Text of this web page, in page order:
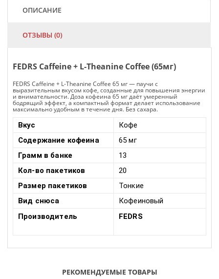
ОПИСАНИЕ
ОТЗЫВЫ (0)
FEDRS Caffeine + L-Theanine Coffee (65мг)
FEDRS Caffeine + L-Theanine Coffee 65 мг — паучи с
выразительным вкусом кофе, созданные для повышения энергии
и внимательности. Доза кофеина 65 мг даёт умеренный
бодрящий эффект, а компактный формат делает использование
максимально удобным в течение дня. Без сахара.
Вкус
Кофе
Cодержание кофеина
65 мг
Грамм в банке
13
Кол-во пакетиков
20
Размер пакетиков
Тонкие
Вид снюса
Кофеиновый
Производитель
FEDRS
РЕКОМЕНДУЕМЫЕ ТОВАРЫ